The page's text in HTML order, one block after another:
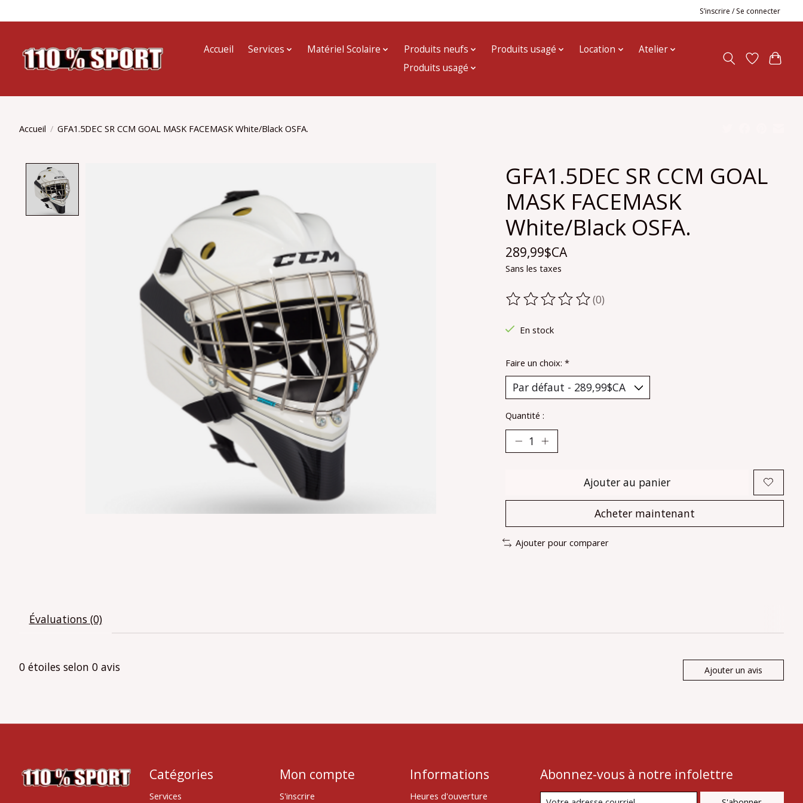
S’inscrire / Se connecter
Accueil Services Matériel Scolaire Produits neufs Produits usagé Location
Atelier
Produits usagé
Accueil / GFA1.5DEC SR CCM GOAL MASK FACEMASK White/Black OSFA.
GFA1.5DEC SR CCM GOAL
MASK FACEMASK
White/Black OSFA.
289,99$CA
Sans les taxes
Ce produit est évalué à
(0)
En stock
Faire un choix: *
Quantité :
Ajouter au panier
Acheter maintenant
Ajouter pour comparer
Évaluations (0)
0 étoiles selon 0 avis Ajouter un avis
Catégories
Services
Mon compte
S'inscrire
Informations
Heures d'ouverture
Abonnez-vous à notre infolettre